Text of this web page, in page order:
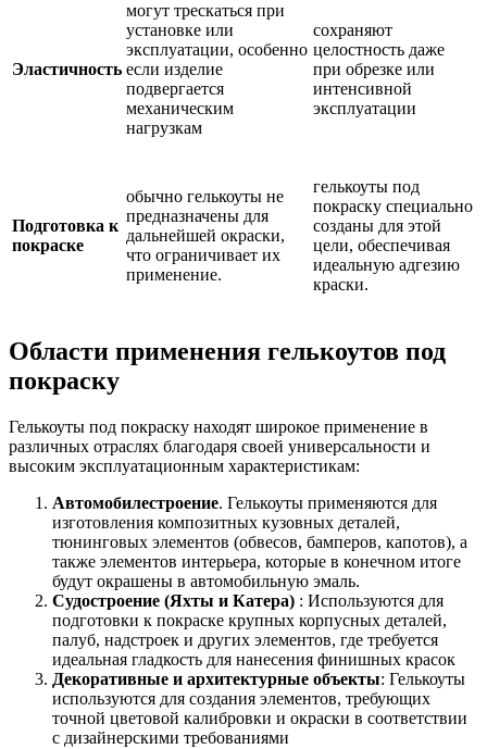
Эластичность
могут трескаться при
установке или
эксплуатации, особенно
если изделие
подвергается
механическим
нагрузкам
сохраняют
целостность даже
при обрезке или
интенсивной
эксплуатации
Подготовка к
покраске
обычно гелькоуты не
предназначены для
дальнейшей окраски,
что ограничивает их
применение.
гелькоуты под
покраску специально
созданы для этой
цели, обеспечивая
идеальную адгезию
краски.
Области применения гелькоутов под
покраску
Гелькоуты под покраску находят широкое применение в
различных отраслях благодаря своей универсальности и
высоким эксплуатационным характеристикам:
Автомобилестроение. Гелькоуты применяются для
изготовления композитных кузовных деталей,
тюнинговых элементов (обвесов, бамперов, капотов), а
также элементов интерьера, которые в конечном итоге
будут окрашены в автомобильную эмаль.
Судостроение (Яхты и Катера) : Используются для
подготовки к покраске крупных корпусных деталей,
палуб, надстроек и других элементов, где требуется
идеальная гладкость для нанесения финишных красок
Декоративные и архитектурные объекты: Гелькоуты
используются для создания элементов, требующих
точной цветовой калибровки и окраски в соответствии
с дизайнерскими требованиями